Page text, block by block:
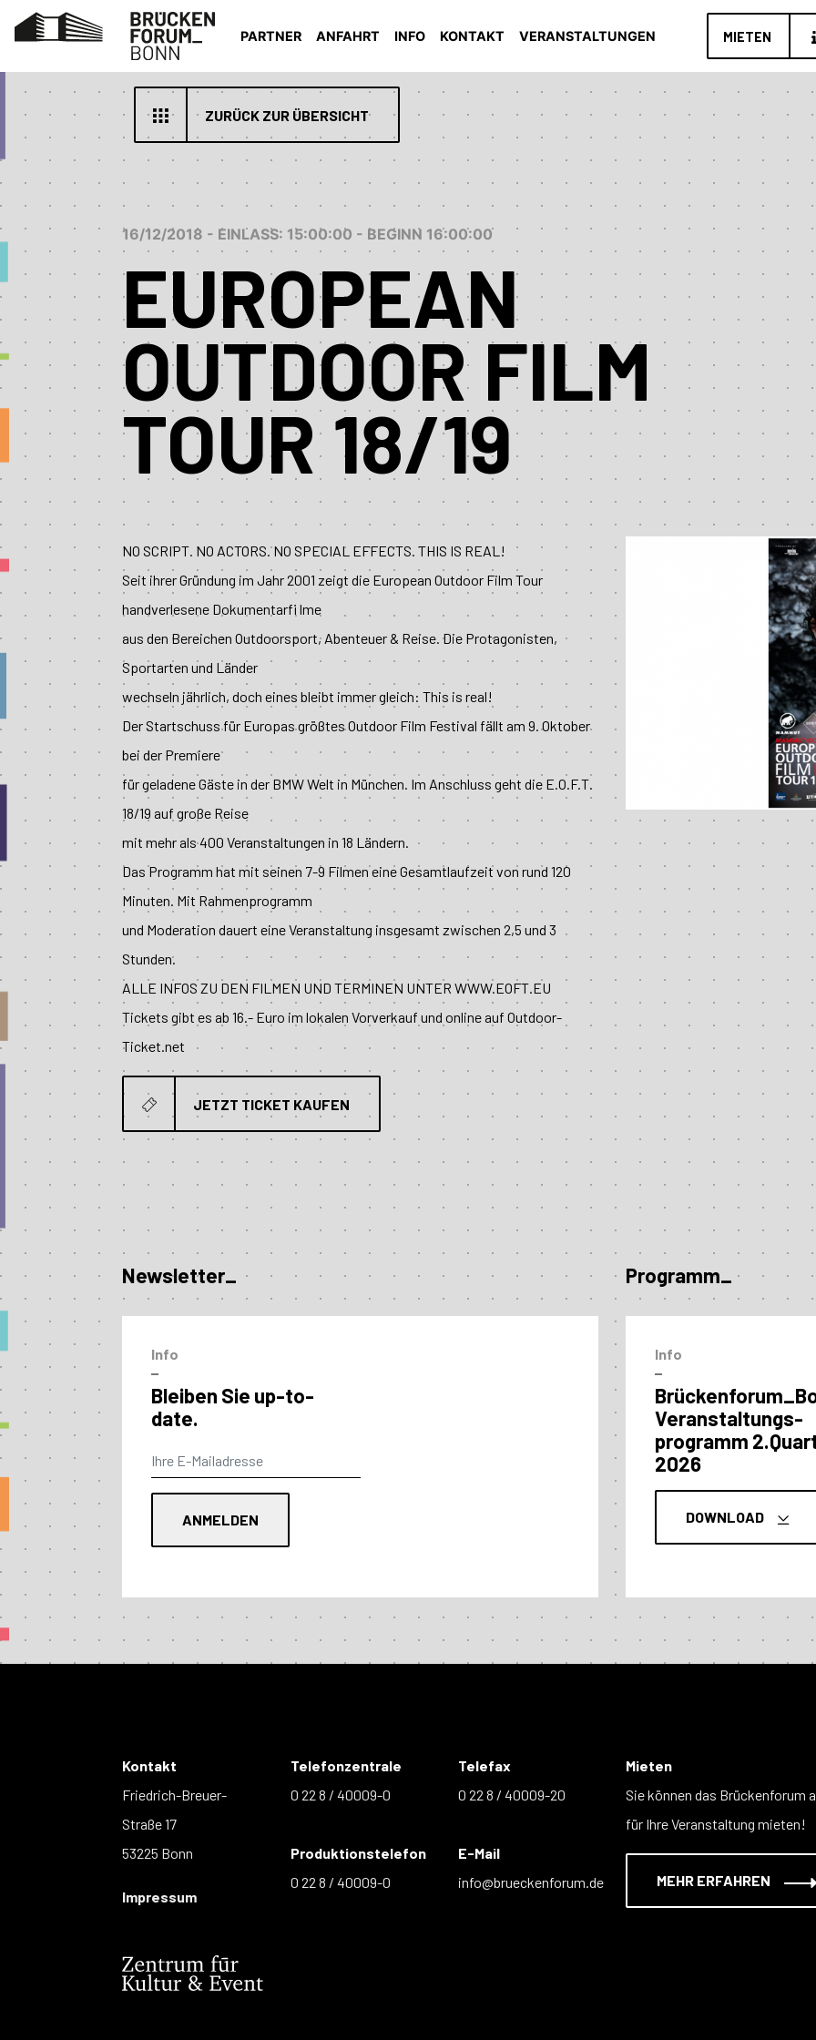
PARTNER ANFAHRT INFO KONTAKT VERANSTALTUNGEN MIETEN
ZURÜCK ZUR ÜBERSICHT
16/12/2018 - EINLASS: 15:00:00 - BEGINN 16:00:00
EUROPEAN
OUTDOOR FILM
TOUR 18/19
NO SCRIPT. NO ACTORS. NO SPECIAL EFFECTS. THIS IS REAL!
Seit ihrer Gründung im Jahr 2001 zeigt die European Outdoor Film Tour
handverlesene Dokumentarfi lme
aus den Bereichen Outdoorsport, Abenteuer & Reise. Die Protagonisten,
Sportarten und Länder
wechseln jährlich, doch eines bleibt immer gleich: This is real!
Der Startschuss für Europas größtes Outdoor Film Festival fällt am 9. Oktober
bei der Premiere
für geladene Gäste in der BMW Welt in München. Im Anschluss geht die E.O.F.T.
18/19 auf große Reise
mit mehr als 400 Veranstaltungen in 18 Ländern.
Das Programm hat mit seinen 7-9 Filmen eine Gesamtlaufzeit von rund 120
Minuten. Mit Rahmenprogramm
und Moderation dauert eine Veranstaltung insgesamt zwischen 2,5 und 3
Stunden.
ALLE INFOS ZU DEN FILMEN UND TERMINEN UNTER WWW.EOFT.EU
Tickets gibt es ab 16.- Euro im lokalen Vorverkauf und online auf Outdoor-
Ticket.net
JETZT TICKET KAUFEN
Newsletter_
Info
–
Bleiben Sie up-to-
date.
Programm_
Info
–
Veranstaltungs­
programm
2026
DOWNLOAD
Kontakt
Friedrich-Breuer-
Straße 17
53225 Bonn
Impressum
Telefonzentrale
0 22 8 / 40009-0
Produktionstelefon
0 22 8 / 40009-0
Telefax
0 22 8 / 40009-20
E-Mail
info@brueckenforum.de
Mieten
Sie können das Brückenforum
für Ihre Veranstaltung mieten!
MEHR ERFAHREN